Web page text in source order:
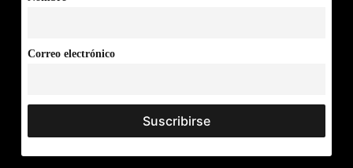
Correo electrónico